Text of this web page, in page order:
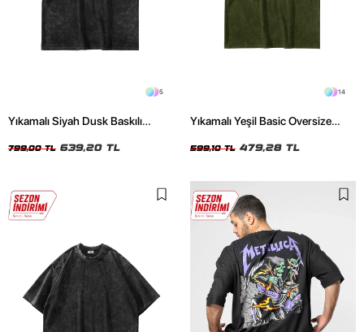
5
Yıkamalı Siyah Dusk Baskılı
799,00 TL 639,20 TL
14
Yıkamalı Yeşil Basic Oversize
599,10 TL 479,28 TL